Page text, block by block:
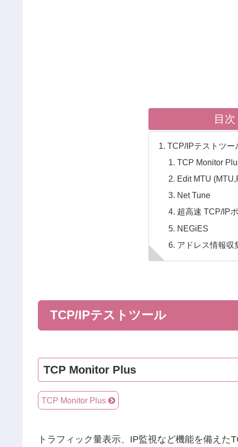
目次
TCP/IPテストツー
TCP Monitor
Edit MTU
Net Tune
超高速 TCP/IP
NEGiES
アドレス情報収
TCP/IPテストツール
TCP Monitor Plus
TCP Monitor Plus
トラフィック量表示、IP監視など機能を備え